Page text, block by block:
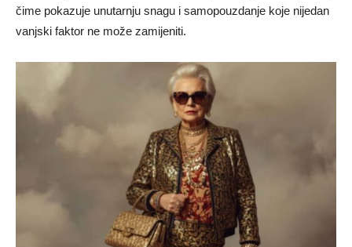
čime pokazuje unutarnju snagu i samopouzdanje koje nijedan
vanjski faktor ne može zamijeniti.